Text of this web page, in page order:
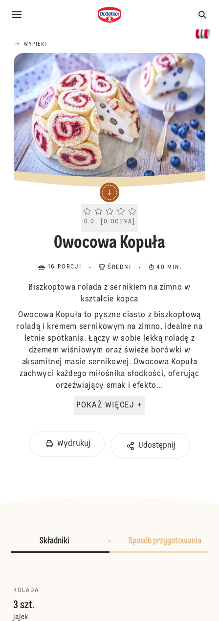
WYPIEKI
Current rating 0.0. Click to rate.
0.0 0 OCENA
Owocowa Kopuła
16 PORCJI ŚREDNI 40 MIN.
Biszkoptowa rolada z sernikiem na zimno w
kształcie kopca
Owocowa Kopuła to pyszne ciasto z biszkoptową
roladą i kremem sernikowym na zimno, idealne na
letnie spotkania. Łączy w sobie lekką roladę z
dżemem wiśniowym oraz świeże borówki w
aksamitnej masie sernikowej. Owocowa Kopuła
zachwyci każdego miłośnika słodkości, oferując
orzeźwiający smak i efekto...
POKAŻ WIĘCEJ +
Wydrukuj Udostępnij
Składniki Sposób przygotowania
ROLADA
3 szt.
jajek